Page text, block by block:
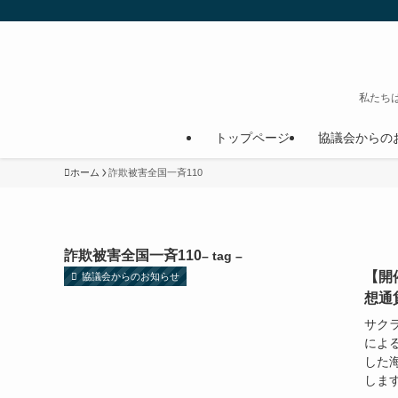
私たち
トップページ 協議会からの
ホーム 詐欺被害全国一斉110
詐欺被害全国一斉110– tag –
協議会からのお知らせ
【
想通
サク
によ
した
しま